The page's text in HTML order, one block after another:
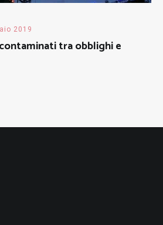
2019
tra obblighi e